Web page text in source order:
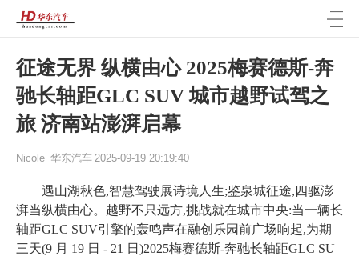
征途无界 纵横由心 2025梅赛德斯-奔
驰长轴距GLC SUV 城市越野试驾之
旅 济南站澎湃启幕
Nicole 华东汽车 2025-09-19 20:19:40
遇山湖秋色,智慧驾驶展诗境人生;鉴泉城征途,四驱澎
湃当纵横由心。越野不只远方,挑战就在城市中央:当一辆长
轴距GLC SUV引擎的轰鸣声在融创乐园前广场响起,为期
三天(9 月 19 日 - 21 日)2025梅赛德斯-奔驰长轴距GLC SU